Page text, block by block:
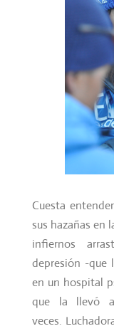
Cuesta
sus hazañas en
infiernos
depresión -que
en un hospital
que la llevó
veces.